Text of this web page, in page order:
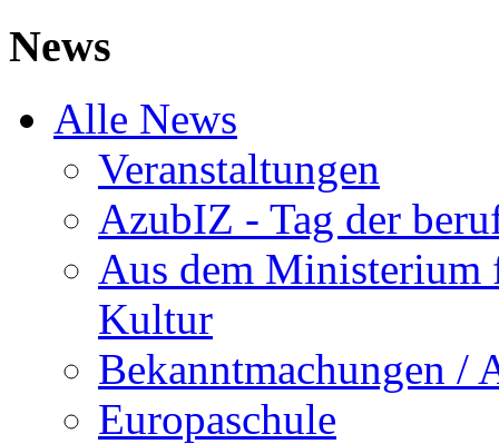
News
Alle News
Veranstaltungen
AzubIZ - Tag der
Aus dem Ministerium
Kultur
Bekanntmachungen /
Europaschule